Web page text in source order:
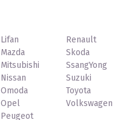
Lifan
Mazda
Mitsubishi
Nissan
Omoda
Opel
Peugeot
Renault
Skoda
SsangYong
Suzuki
Toyota
Volkswagen